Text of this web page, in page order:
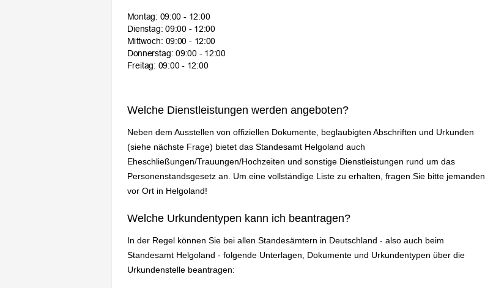
Welche Dienstleistungen werden angeboten?
Neben dem Ausstellen von offiziellen Dokumente, beglaubigten Abschriften und Urkunden
(siehe nächste Frage) bietet das Standesamt Helgoland auch
Eheschließungen/Trauungen/Hochzeiten und sonstige Dienstleistungen rund um das
Personenstandsgesetz an. Um eine vollständige Liste zu erhalten, fragen Sie bitte jemanden
vor Ort in Helgoland!
Welche Urkundentypen kann ich beantragen?
In der Regel können Sie bei allen Standesämtern in Deutschland - also auch beim
Standesamt Helgoland - folgende Unterlagen, Dokumente und Urkundentypen über die
Urkundenstelle beantragen: